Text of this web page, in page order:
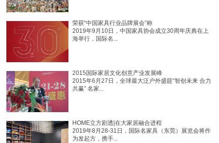
荣获“中国家具行业品牌展会”称
2019年9月10日，中国家具协会成立30周年庆典在上
海举行，国际名...
2015国际家居文化创意产业发展峰
2015年6月27日，全球最大泛户外盛筵“智创未来 合力
共赢” 名家...
HOME立方剧透|在大家居融合进程
2019年8月28-31日，国际名家具（东莞）展览会将作
为发起方，携手...